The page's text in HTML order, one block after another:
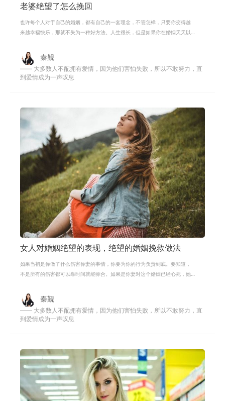
老婆绝望了怎么挽回
也许每个人对于自己的婚姻，都有自己的一套理念，不管怎样，只要你变得越
来越幸福快乐，那就不失为一种好方法。人生很长，但是如果你在婚姻天天以
秦觐
—— 大多数人不配拥有爱情，因为他们害怕失败，所以不敢努力，直
到爱情成为一声叹息
女人对婚姻绝望的表现，绝望的婚姻挽救做法
如果当初是你做了什么伤害你妻的事情，你要为你的行为负责到底。要知道，
不是所有的伤害都可以靠时间就能弥合。如果是你妻对这个婚姻已经心死，她
秦觐
—— 大多数人不配拥有爱情，因为他们害怕失败，所以不敢努力，直
到爱情成为一声叹息